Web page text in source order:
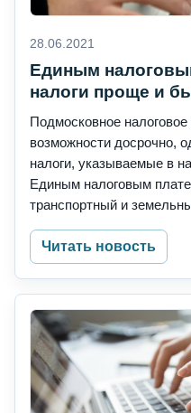
28.06.2021
Единым
налоги проще и
Подмосковное
возможности досрочно,
налоги, указываемые в
Единым налоговым
транспортный и
Читать новость